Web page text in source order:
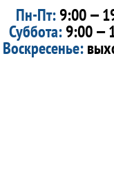
Пн-Пт:9:00 —
Суббота:9:00 —
Воскресенье: